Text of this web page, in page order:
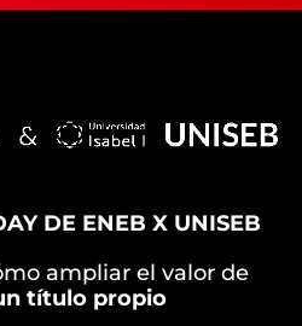
DE ENEB X UNISEB
ampliar el valor de
título propio